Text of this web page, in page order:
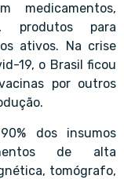
medicamentos,
produtos para
ativos. Na crise
19, o Brasil ficou
por outros
dos insumos
de alta
tomógrafo,